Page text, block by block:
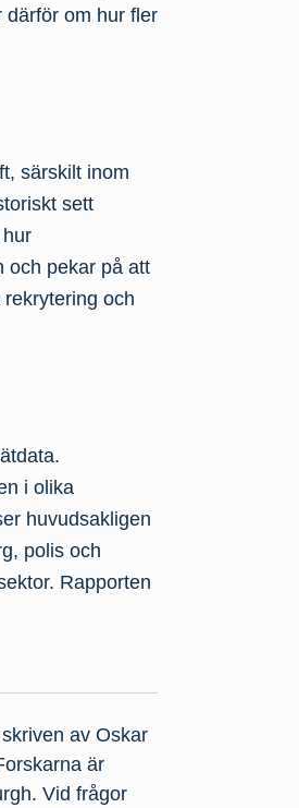
därför om hur fler
särskilt inom
sett
och pekar på att
och
i olika
huvudsakligen
polis och
Rapporten
av Oskar
är
Vid frågor